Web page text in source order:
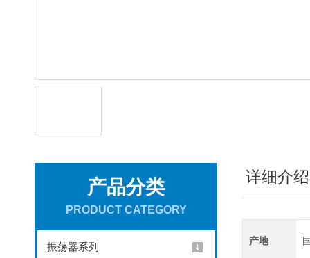
产品分类
PRODUCT CATEGORY
振荡器系列
详细介绍
产地